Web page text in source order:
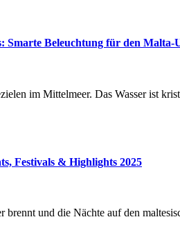
Smarte Beleuchtung für den Malta-
im Mittelmeer. Das Wasser ist
Festivals & Highlights 2025
brennt und die Nächte auf den